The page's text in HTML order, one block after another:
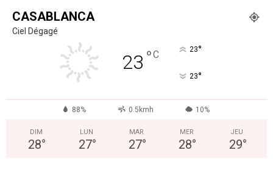
CASABLANCA
Ciel Dégagé
23 °C 23°
23°
88% 0.5kmh 10%
DIM
28°
LUN
27°
MAR
27°
MER
28°
JEU
29°